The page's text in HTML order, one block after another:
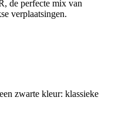
de perfecte mix van
verplaatsingen.
zwarte kleur: klassieke